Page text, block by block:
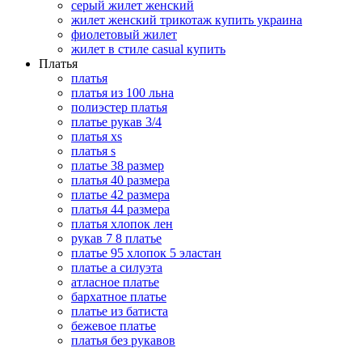
серый жилет женский
жилет женский трикотаж купить украина
фиолетовый жилет
жилет в стиле casual купить
Платья
платья
платья из 100 льна
полиэстер платья
платье рукав 3/4
платья xs
платья s
платье 38 размер
платья 40 размера
платье 42 размера
платья 44 размера
платья хлопок лен
рукав 7 8 платье
платье 95 хлопок 5 эластан
платье а силуэта
атласное платье
бархатное платье
платье из батиста
бежевое платье
платья без рукавов